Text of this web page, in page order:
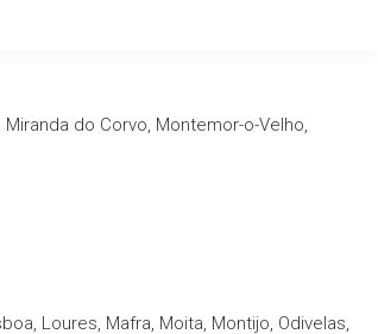
do Corvo, Montemor-o-Velho,
Loures, Mafra, Moita, Montijo, Odivelas,